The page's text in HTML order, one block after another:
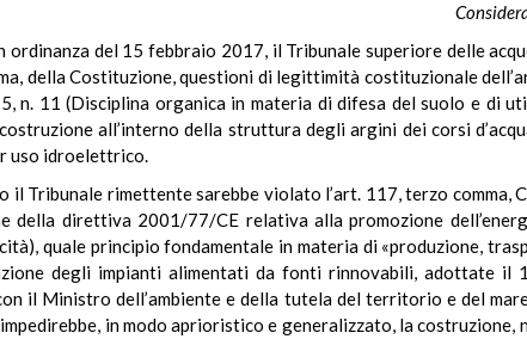
ordinanza del 15 febbraio 2017, il Tribunale superiore delle
della Costituzione, questioni di legittimità costituzionale
n. 11 (Disciplina organica in materia di difesa del suolo e di
all’interno della struttura degli argini dei corsi
uso idroelettrico.
il Tribunale rimettente sarebbe violato l’art. 117, terzo
della direttiva 2001/77/CE relativa alla promozione
quale principio fondamentale in materia di «produzione,
degli impianti alimentati da fonti rinnovabili, adottate
il Ministro dell’ambiente e della tutela del territorio e del
in modo aprioristico e generalizzato, la costruzione,